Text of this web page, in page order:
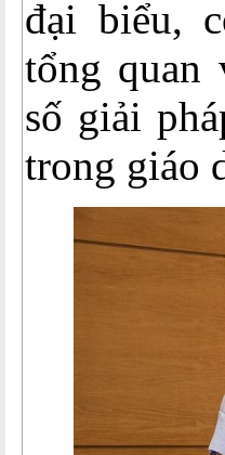
đại biểu,
tổng quan
số giải
trong giáo